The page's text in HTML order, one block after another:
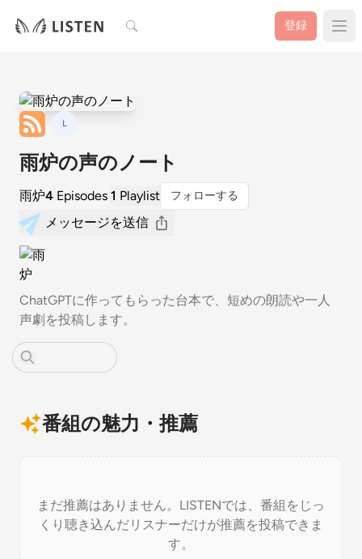
検索 登録
L
雨炉の声のノート
雨炉4 Episodes 1 Playlist フォローする
メッセージを送信
ChatGPTに作ってもらった台本で、短めの朗読や一人
声劇を投稿します。
番組の魅力・推薦
まだ推薦はありません。LISTENでは、番組をじっ
くり聴き込んだリスナーだけが推薦を投稿できま
す。